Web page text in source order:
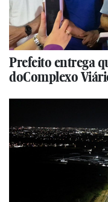
Prefeito entrega
doComplexo